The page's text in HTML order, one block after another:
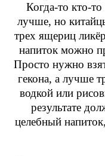
Когда-то кто-
лучше, но
трех ящериц
напиток можно
Просто нужно
гекона, а лучше
водкой или
результате
целебный